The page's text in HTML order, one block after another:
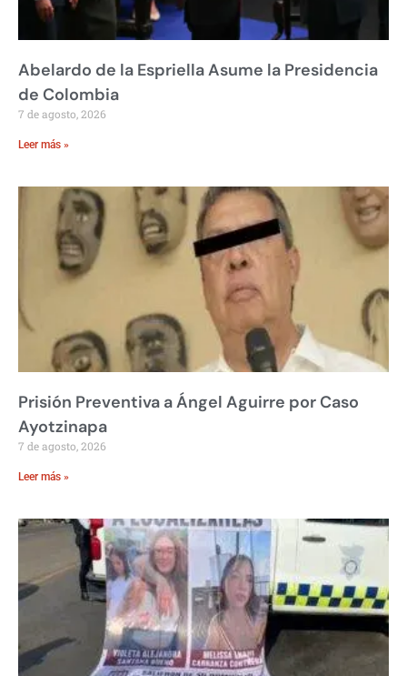
Abelardo de la Espriella Asume la Presidencia
de Colombia
7 de agosto, 2026
Leer más »
Prisión Preventiva a Ángel Aguirre por Caso
Ayotzinapa
7 de agosto, 2026
Leer más »